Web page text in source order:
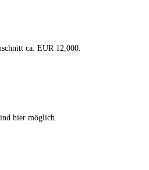
ca. EUR 12,000.
hier möglich.